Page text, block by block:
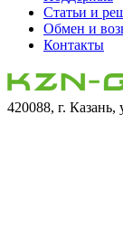
Статьи и
Обмен и
Контакты
420088, г.